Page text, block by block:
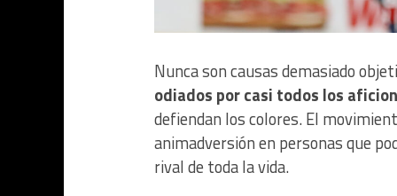
Nunca son causas demasiado
odiados por casi todos los
defiendan los colores. El
animadversión en personas que
rival de toda la vida.